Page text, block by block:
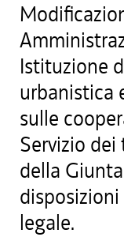
Istituzione
urbanistica
sulle
Servizio
della
legale.